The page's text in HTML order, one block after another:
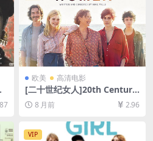
欧美 高清电影
[二十世纪女人]20th Century
Women (2016)[百度网盘+夸
克网盘1080P超清未删减资源]
[网盘在线播放/下载][MP4/8.
8GB][中英字幕]
8 月前 2.96
VIP